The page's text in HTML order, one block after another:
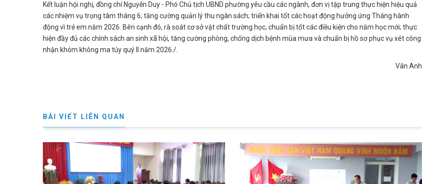
Kết luận hội nghị, đồng chí Nguyễn Duy - Phó Chủ tịch UBND phường yêu cầu các ngành, đơn vị tập trung thực hiện hiệu quả
các nhiệm vụ trọng tâm tháng 6; tăng cường quản lý thu ngân sách; triển khai tốt các hoạt động hưởng ứng Tháng hành
động vì trẻ em năm 2026. Bên cạnh đó, rà soát cơ sở vật chất trường học, chuẩn bị tốt các điều kiện cho năm học mới; thực
hiện đầy đủ các chính sách an sinh xã hội, tăng cường phòng, chống dịch bệnh mùa mưa và chuẩn bị hồ sơ phục vụ xét công
nhận khóm không ma túy quý II năm 2026./.
Vân Anh
BÀI VIẾT LIÊN QUAN